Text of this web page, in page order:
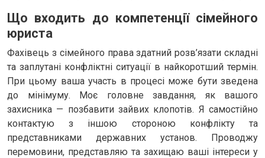
Що входить до компетенції сімейного
юриста
Фахівець з сімейного права здатний розв’язати складні
та заплутані конфліктні ситуації в найкоротший термін.
При цьому ваша участь в процесі може бути зведена
до мінімуму. Моє головне завдання, як вашого
захисника — позбавити зайвих клопотів. Я самостійно
контактую з іншою стороною конфлікту та
представниками державних установ. Проводжу
перемовини, представляю та захищаю ваші інтереси у